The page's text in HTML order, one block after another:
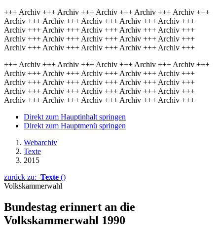
+++ Archiv +++ Archiv +++ Archiv +++ Archiv +++ Archiv +++
Archiv +++ Archiv +++ Archiv +++ Archiv +++ Archiv +++
Archiv +++ Archiv +++ Archiv +++ Archiv +++ Archiv +++
Archiv +++ Archiv +++ Archiv +++ Archiv +++ Archiv +++
Archiv +++ Archiv +++ Archiv +++ Archiv +++ Archiv +++
+++ Archiv +++ Archiv +++ Archiv +++ Archiv +++ Archiv +++
Archiv +++ Archiv +++ Archiv +++ Archiv +++ Archiv +++
Archiv +++ Archiv +++ Archiv +++ Archiv +++ Archiv +++
Archiv +++ Archiv +++ Archiv +++ Archiv +++ Archiv +++
Archiv +++ Archiv +++ Archiv +++ Archiv +++ Archiv +++
Direkt zum Hauptinhalt springen
Direkt zum Hauptmenü springen
Webarchiv
Texte
2015
zurück zu: Texte ()
Volkskammerwahl
Bundestag erinnert an die
Volkskammerwahl 1990